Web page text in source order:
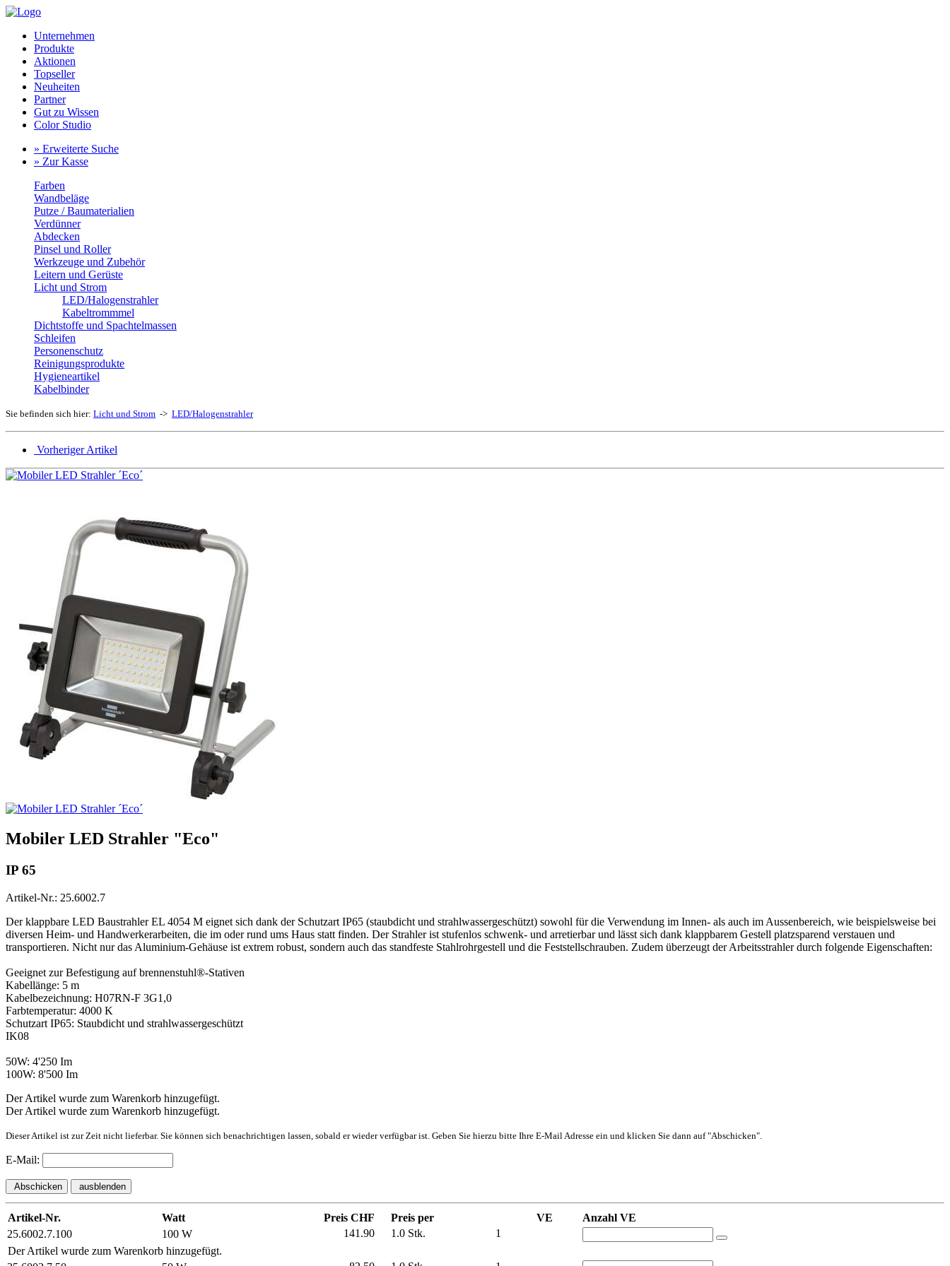
Unternehmen
Produkte
Aktionen
Topseller
Neuheiten
Partner
Gut zu Wissen
Color Studio
» Erweiterte Suche
» Zur Kasse
Farben
Wandbeläge
Putze / Baumaterialien
Verdünner
Abdecken
Pinsel und Roller
Werkzeuge und Zubehör
Leitern und Gerüste
Licht und Strom
LED/Halogenstrahler
Kabeltrommmel
Dichtstoffe und Spachtelmassen
Schleifen
Personenschutz
Reinigungsprodukte
Hygieneartikel
Kabelbinder
Sie befinden sich hier: Licht und Strom -> LED/Halogenstrahler
Vorheriger Artikel
Mobiler LED Strahler "Eco"
IP 65
Artikel-Nr.: 25.6002.7
Der klappbare LED Baustrahler EL 4054 M eignet sich dank der Schutzart IP65 (staubdicht und strahlwassergeschützt) sowohl für die Verwendung im Innen- als auch im Aussenbereich, wie beispielsweise bei
diversen Heim- und Handwerkerarbeiten, die im oder rund ums Haus statt finden. Der Strahler ist stufenlos schwenk- und arretierbar und lässt sich dank klappbarem Gestell platzsparend verstauen und
transportieren. Nicht nur das Aluminium-Gehäuse ist extrem robust, sondern auch das standfeste Stahlrohrgestell und die Feststellschrauben. Zudem überzeugt der Arbeitsstrahler durch folgende Eigenschaften:
Geeignet zur Befestigung auf brennenstuhl®-Stativen
Kabellänge: 5 m
Kabelbezeichnung: H07RN-F 3G1,0
Farbtemperatur: 4000 K
Schutzart IP65: Staubdicht und strahlwassergeschützt
IK08
50W: 4'250 Im
100W: 8'500 Im
Der Artikel wurde zum Warenkorb hinzugefügt.
Der Artikel wurde zum Warenkorb hinzugefügt.
Dieser Artikel ist zur Zeit nicht lieferbar. Sie können sich benachrichtigen lassen, sobald er wieder verfügbar ist. Geben Sie hierzu bitte Ihre E-Mail Adresse ein und klicken Sie dann auf "Abschicken".
E-Mail:
Abschicken ausblenden
Artikel-Nr. Watt Preis CHF Preis per VE
Anzahl VE
25.6002.7.100
100 W 141.90 1.0 Stk.
1
Der Artikel wurde zum Warenkorb hinzugefügt.